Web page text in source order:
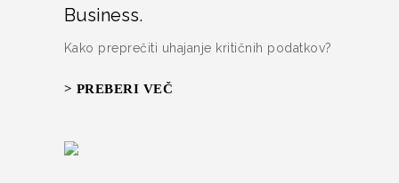
Business.
Kako preprečiti uhajanje kritičnih podatkov?
> PREBERI VEČ